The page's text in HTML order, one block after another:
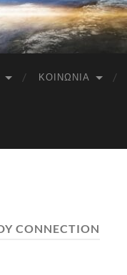
ΚΟΙΝΩΝΊΑ
CONNECTION